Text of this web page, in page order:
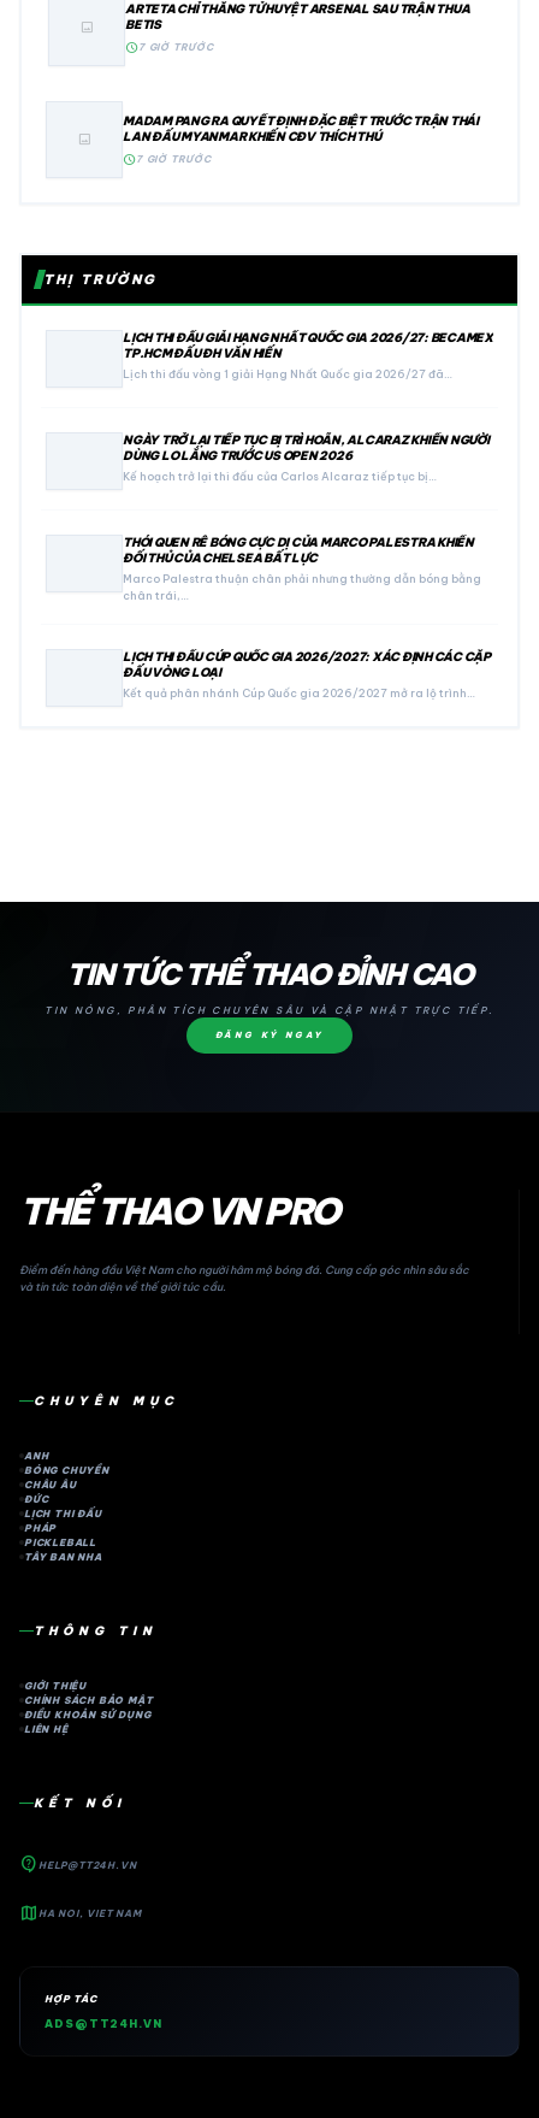
image
ARTETA CHỈ THẲNG TỬ HUYỆT ARSENAL SAU TRẬN THUA
BETIS
schedule7 GIỜ TRƯỚC
image
MADAM PANG RA QUYẾT ĐỊNH ĐẶC BIỆT TRƯỚC TRẬN THÁI
LAN ĐẤU MYANMAR KHIẾN CĐV THÍCH THÚ
schedule7 GIỜ TRƯỚC
THỊ TRƯỜNG
LỊCH THI ĐẤU GIẢI HẠNG NHẤT QUỐC GIA 2026/27: BECAMEX
TP.HCM ĐẤU ĐH VĂN HIẾN
Lịch thi đấu vòng 1 giải Hạng Nhất Quốc gia 2026/27 đã…
NGÀY TRỞ LẠI TIẾP TỤC BỊ TRÌ HOÃN, ALCARAZ KHIẾN NGƯỜI
DÙNG LO LẮNG TRƯỚC US OPEN 2026
Kế hoạch trở lại thi đấu của Carlos Alcaraz tiếp tục bị…
THÓI QUEN RÊ BÓNG CỰC DỊ CỦA MARCO PALESTRA KHIẾN
ĐỐI THỦ CỦA CHELSEA BẤT LỰC
Marco Palestra thuận chân phải nhưng thường dẫn bóng bằng
chân trái,…
LỊCH THI ĐẤU CÚP QUỐC GIA 2026/2027: XÁC ĐỊNH CÁC CẶP
ĐẤU VÒNG LOẠI
Kết quả phân nhánh Cúp Quốc gia 2026/2027 mở ra lộ trình…
TIN TỨC THỂ THAO ĐỈNH CAO
TIN NÓNG, PHÂN TÍCH CHUYÊN SÂU VÀ CẬP NHẬT TRỰC TIẾP.
ĐĂNG KÝ NGAY
THỂ THAO VN PRO
Điểm đến hàng đầu Việt Nam cho người hâm mộ bóng đá. Cung cấp góc nhìn sâu sắc
và tin tức toàn diện về thế giới túc cầu.
CHUYÊN MỤC
ANH
BÓNG CHUYỀN
CHÂU ÂU
ĐỨC
LỊCH THI ĐẤU
PHÁP
PICKLEBALL
TÂY BAN NHA
THÔNG TIN
GIỚI THIỆU
CHÍNH SÁCH BẢO MẬT
ĐIỀU KHOẢN SỬ DỤNG
LIÊN HỆ
KẾT NỐI
contact_support HELP@TT24H.VN
map HA NOI, VIET NAM
HỢP TÁC
ADS@TT24H.VN